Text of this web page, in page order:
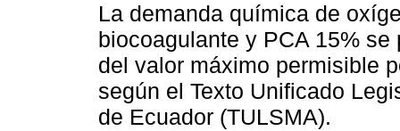
La demanda química de
biocoagulante y PCA 15%
del valor máximo permisible
según el Texto Unificado
de Ecuador (TULSMA).